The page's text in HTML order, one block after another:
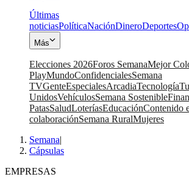
Últimas
noticiasPolíticaNaciónDineroDeportes
Más
Elecciones 2026Foros SemanaMejor
PlayMundoConfidencialesSemana
TVGenteEspecialesArcadiaTecnología
UnidosVehículosSemana Sostenible
PatasSaludLoteríasEducaciónContenido
colaboraciónSemana RuralMujeres
Semana|
Cápsulas
EMPRESAS